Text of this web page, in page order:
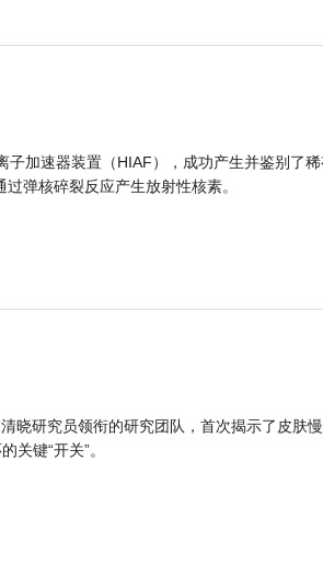
加速器装置（HIAF），成功产生并鉴别了
弹核碎裂反应产生放射性核素。
晓研究员领衔的研究团队，首次揭示了皮肤
关键“开关”。